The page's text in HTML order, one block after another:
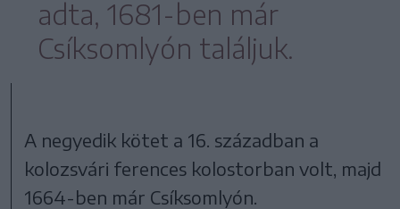
adta, 1681-ben már
Csíksomlyón találjuk.
A negyedik kötet a 16. században a
kolozsvári ferences kolostorban volt, majd
1664-ben már Csíksomlyón.